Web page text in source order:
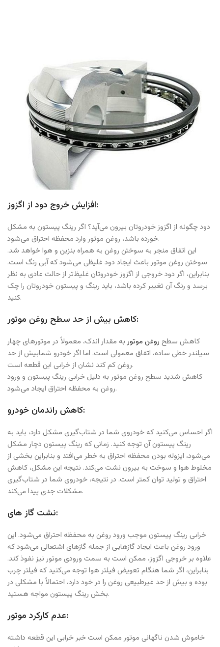
افزایش خروج دود از اگزوز:
دود چگونه از اگزوز خودروتان بیرون می‌آید؟ اگر رینگ پیستون به مشکل
خورده باشد، روغن موتور وارد محفظه احتراق می‌شود.
این اتفاق منجر به سوختن روغن به همراه بنزین و هوا خواهد شد.
سوختن روغن موتور باعث ایجاد دود غلیظی می‌شود که آبی رنگ است.
بنابراین، اگر دود خروجی از اگزوز خودروتان غلیظ‌تر از حالت عادی به نظر
برسد و رنگ آن تغییر کرده باشد، باید رینگ و پیستون خودروتان را چک
کنید.
کاهش بیش از حد سطح روغن موتور:
کاهش سطح روغن موتوربه مقدار اندک، معمولاً در موتورهای چهار
سیلندر خطی ساده، اتفاق معمولی است. اما اگر خودرو شمابیش از حد
روغن کم کند نشان از خرابی این قطعه است.
کاهش شدید سطح روغن موتور به دلیل خرابی رینگ پیستون و ورود
روغن به محفظه احتراق ایجاد می‌شود.
کاهش راندمان خودرو:
اگر احساس می‌کنید که خودروی شما در شتاب‌گیری مشکل دارد، باید به
رینگ پیستون آن توجه کنید. زمانی که رینگ پیستون دچار مشکل
می‌شود، ایزوله بودن محفظه احتراق به خطر می‌افتد و بنابراین بخشی از
مخلوط هوا و سوخت به بیرون نشت می‌کند. نتیجه این مشکل، کاهش
احتراق و تولید توان کمتر است. در نتیجه، خودروی شما در شتاب‌گیری
مشکلات جدی پیدا می‌کند.
نشت گاز های:
خرابی رینگ پیستون موجب ورود روغن به محفظه احتراق می‌شود. این
ورود روغن باعث ایجاد گازهایی از جمله گازهای اشتعالی می‌شود که
علاوه بر خروجی اگزوز، ممکن است به سمت ورودی موتور نیز نفوذ کند.
بنابراین، اگر شما هنگام تعویض فیلتر هوا توجه می‌کنید که فیلتر چرب
بوده و بیش از حد غیرطبیعی روغن را در خود دارد، احتمالاً با مشکلی در
بخش رینگ پیستون مواجه هستید.
عدم کارکرد موتور:
خاموش شدن ناگهانی موتور ممکن است خبر خرابی این قطعه داشته